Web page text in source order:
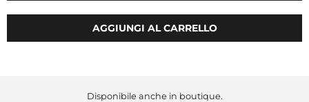
AGGIUNGI AL CARRELLO
Disponibile anche in boutique.